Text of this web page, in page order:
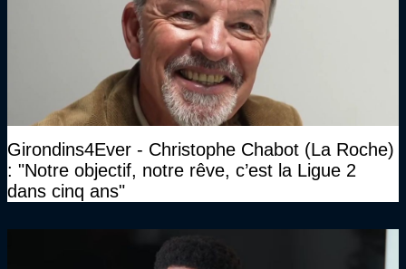
Girondins4Ever - Christophe Chabot (La Roche)
: "Notre objectif, notre rêve, c’est la Ligue 2
dans cinq ans"